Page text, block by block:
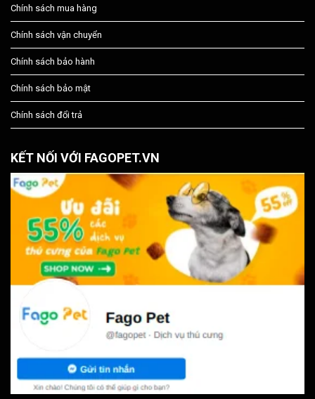
Chính sách mua hàng
Chính sách vận chuyển
Chính sách bảo hành
Chính sách bảo mật
Chính sách đổi trả
KẾT NỐI VỚI FAGOPET.VN